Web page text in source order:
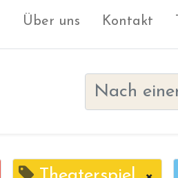
Über uns Kontakt